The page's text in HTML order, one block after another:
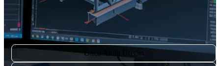
Öncü Akıllı Üretim